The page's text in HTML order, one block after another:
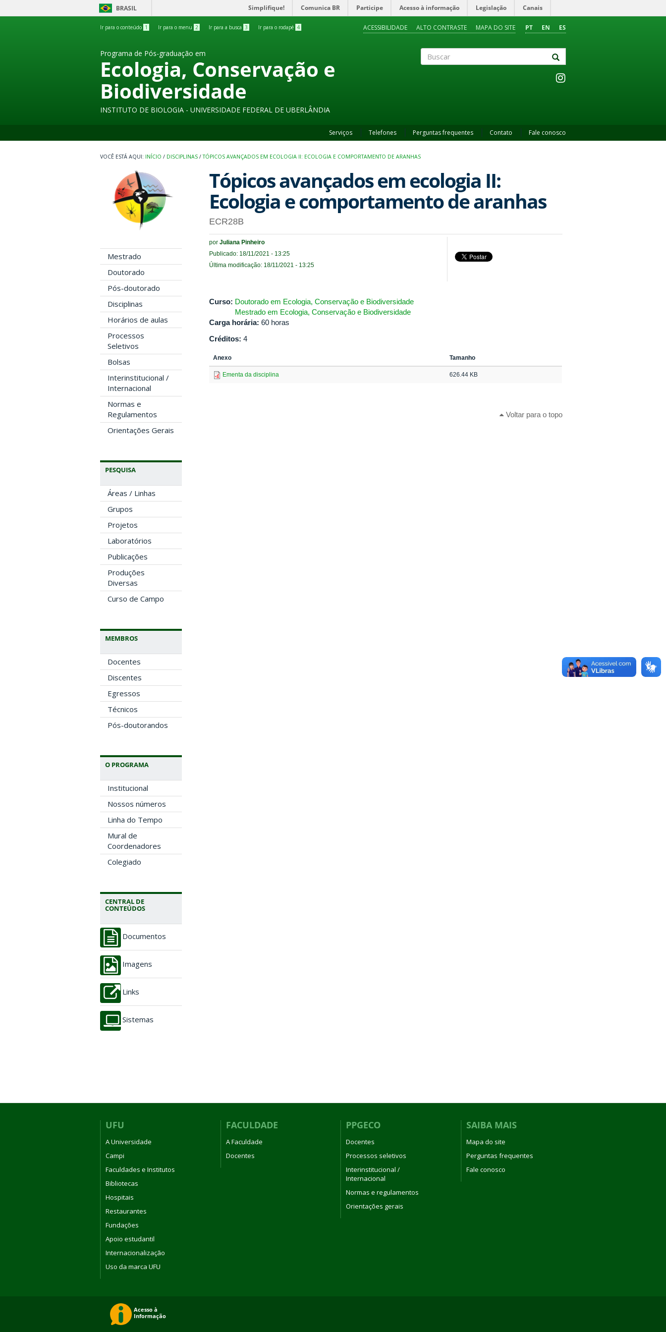
BRASIL Simplifique! Comunica BR Participe Acesso à informação Legislação Canais
Ir para o conteúdo 1 Ir para o menu 2 Ir para a busca 3 Ir para o rodapé 4 PT EN ES
ACESSIBILIDADE ALTO CONTRASTE MAPA DO SITE
Programa de Pós-graduação em
Ecologia, Conservação e
Biodiversidade
INSTITUTO DE BIOLOGIA - UNIVERSIDADE FEDERAL DE UBERLÂNDIA
Serviços Telefones Perguntas frequentes Contato Fale conosco
INÍCIO / DISCIPLINAS / TÓPICOS AVANÇADOS EM ECOLOGIA II: ECOLOGIA E COMPORTAMENTO DE ARANHAS
Mestrado
Doutorado
Pós-doutorado
Disciplinas
Horários de aulas
Processos
Seletivos
Bolsas
Interinstitucional /
Internacional
Normas e
Regulamentos
Orientações Gerais
PESQUISA
Áreas / Linhas
Grupos
Projetos
Laboratórios
Publicações
Produções
Diversas
Curso de Campo
MEMBROS
Docentes
Discentes
Egressos
Técnicos
Pós-doutorandos
O PROGRAMA
Institucional
Nossos números
Linha do Tempo
Mural de
Coordenadores
Colegiado
CENTRAL DE
CONTEÚDOS
Documentos
Imagens
Links
Sistemas
Tópicos avançados em ecologia II:
Ecologia e comportamento de aranhas
ECR28B
por Juliana Pinheiro
Publicado: 18/11/2021 - 13:25
Última modificação: 18/11/2021 - 13:25
Curso: Doutorado em Ecologia, Conservação e Biodiversidade
Mestrado em Ecologia, Conservação e Biodiversidade
Carga horária: 60 horas
Créditos: 4
Anexo Tamanho
Ementa da disciplina 626.44 KB
Voltar para o topo
UFU
A Universidade
Campi
Faculdades e Institutos
Bibliotecas
Hospitais
Restaurantes
Fundações
Apoio estudantil
Internacionalização
Uso da marca UFU
FACULDADE
A Faculdade
Docentes
PPGECO
Docentes
Processos seletivos
Interinstitucional /
Internacional
Normas e regulamentos
Orientações gerais
SAIBA MAIS
Mapa do site
Perguntas frequentes
Fale conosco